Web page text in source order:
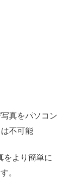
真をパソコン
不可能
をより簡単に
。